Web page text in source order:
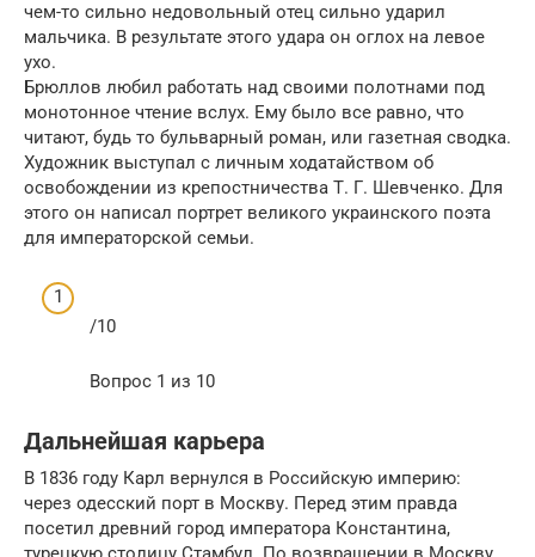
чем-то сильно недовольный отец сильно ударил
мальчика. В результате этого удара он оглох на левое
ухо.
Брюллов любил работать над своими полотнами под
монотонное чтение вслух. Ему было все равно, что
читают, будь то бульварный роман, или газетная сводка.
Художник выступал с личным ходатайством об
освобождении из крепостничества Т. Г. Шевченко. Для
этого он написал портрет великого украинского поэта
для императорской семьи.
/10
Вопрос 1 из 10
Дальнейшая карьера
В 1836 году Карл вернулся в Российскую империю:
через одесский порт в Москву. Перед этим правда
посетил древний город императора Константина,